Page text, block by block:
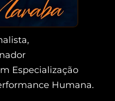
Especialização
Humana.